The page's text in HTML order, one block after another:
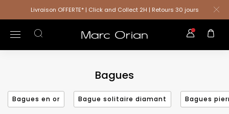
Livraison OFFERTE* | Click and Collect 2H | Retours 30 jours
Bagues
Bagues en or Bague solitaire diamant Bagues